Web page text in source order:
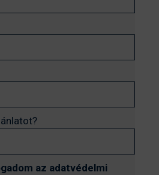
az adatvédelmi